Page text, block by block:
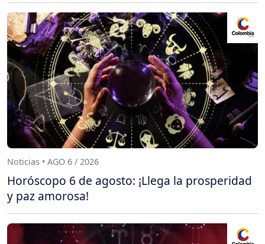
Noticias • AGO 6 / 2026
Horóscopo 6 de agosto: ¡Llega la prosperidad
y paz amorosa!